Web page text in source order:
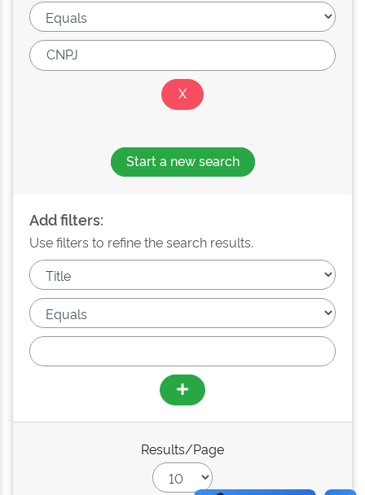
Start a new search
Add filters:
Use filters to refine the search results.
Results/Page